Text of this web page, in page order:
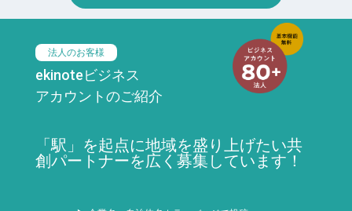
法人のお客様
ekinoteビジネス
アカウントのご紹介
「駅」を起点に地域を盛り上げたい共
創パートナーを広く募集しています！